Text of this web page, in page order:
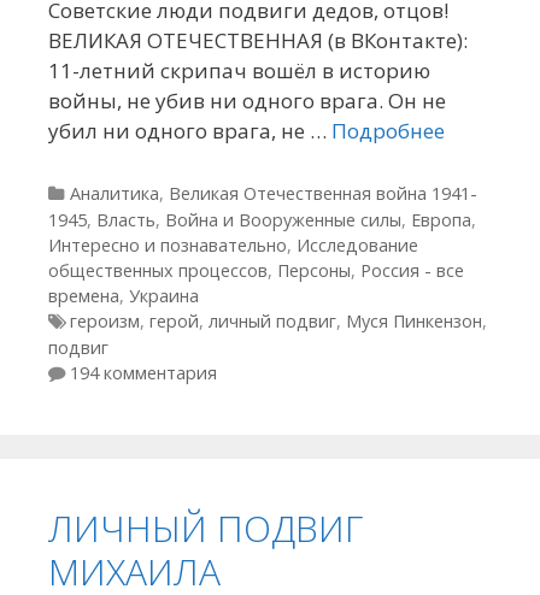
Советские люди подвиги дедов, отцов!
ВЕЛИКАЯ ОТЕЧЕСТВЕННАЯ (в ВКонтакте):
11-летний скрипач вошёл в историю
войны, не убив ни одного врага. Он не
убил ни одного врага, не … Подробнее
Рубрики
Аналитика, Великая Отечественная война 1941-
1945, Власть, Война и Вооруженные силы, Европа,
Интересно и познавательно, Исследование
общественных процессов, Персоны, Россия - все
времена, Украина
Метки
героизм, герой, личный подвиг, Муся Пинкензон,
подвиг
194 комментария
ЛИЧНЫЙ ПОДВИГ
МИХАИЛА